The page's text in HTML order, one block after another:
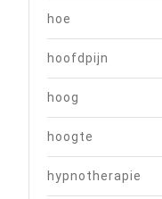
hoe
hoofdpijn
hoog
hoogte
hypnotherapie